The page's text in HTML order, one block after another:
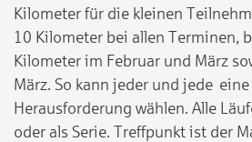
Kilometer für die kleinen
10 Kilometer bei allen Terminen,
Kilometer im Februar und März
März. So kann jeder und jede
Herausforderung wählen. Alle
oder als Serie. Treffpunkt ist der